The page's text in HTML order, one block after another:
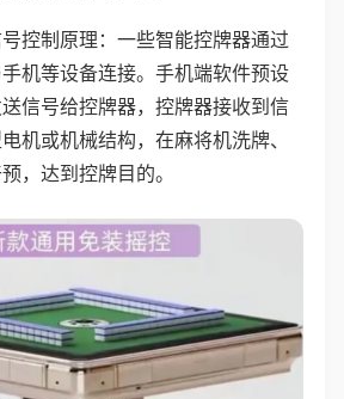
控制原理：一些智能控牌器通过
机等设备连接。手机端软件预设
信号给控牌器，控牌器接收到信
机或机械结构，在麻将机洗牌、
，达到控牌目的。